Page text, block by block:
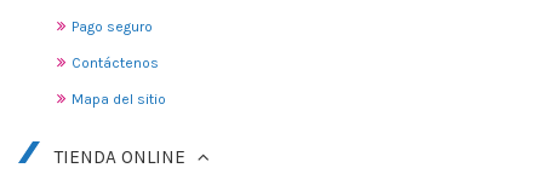
Pago seguro
Contáctenos
Mapa del sitio
TIENDA ONLINE